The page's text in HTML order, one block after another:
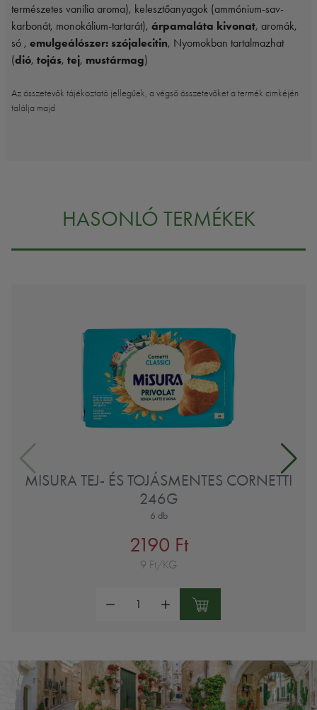
természetes vanília aroma), kelesztőanyagok (ammónium-sav-
karbonát, monokálium-tartarát), árpamaláta kivonat, aromák,
só , emulgeálószer: szójalecitin, Nyomokban tartalmazhat
(dió, tojás, tej, mustármag)
Az összetevők tájékoztató jellegűek, a végső összetevőket a termék cimkéjén
találja majd
HASONLÓ TERMÉKEK
MISURA TEJ- ÉS TOJÁSMENTES CORNETTI
246G
6 db
2190 Ft
9 Ft/KG